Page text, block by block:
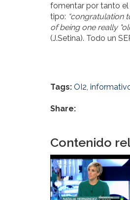
fomentar por tanto el
tipo: “congratulation
of being one really
(J.Setina). Todo un
Tags: OI2,
Share:
Contenido